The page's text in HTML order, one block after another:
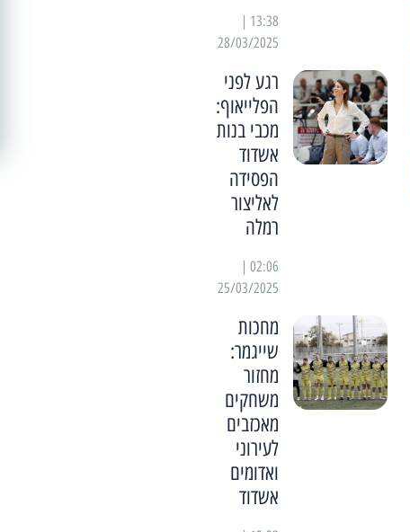
28/03/2025
רגע לפני
הפלייאוף:
מכבי בנות
אשדוד
הפסידה
לאליצור
רמלה
25/03/2025
מחכות
שייגמר:
מחזור
משחקים
מאכזבים
לעירוני
ואדומים
אשדוד